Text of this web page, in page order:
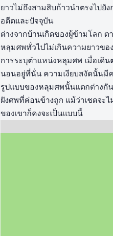
ยาวไม่ถึงสามสิบก้าวนำตรงไป
อดีตและปัจจุบัน
ต่างจากบ้านเกิดของผู้ข้ามโลก
หลุมศพทั่วไปไม่เกินความยาวข
การระบุตำแหน่งหลุมศพ เมื่อเดิ
นอนอยู่ที่นั่น ความเงียบสงัดนั้นมี
รูปแบบของหลุมศพนั้นแตกต่างกั
ฝังศพที่ค่อนข้างถูก แม้ว่าเชดจะ
ของเขาก็คงจะเป็นแบบนี้